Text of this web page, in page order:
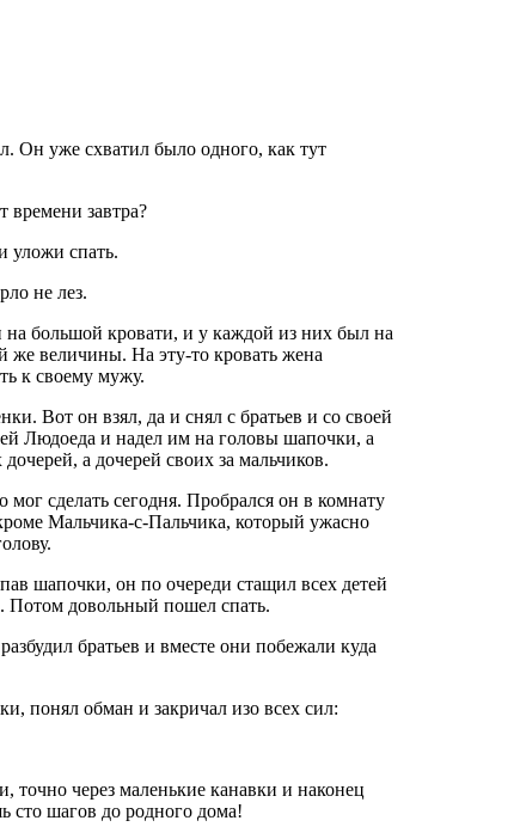
Он уже схватил было одного, как тут
времени завтра?
уложи спать.
не лез.
большой кровати, и у каждой из них был на
же величины. На эту-то кровать жена
к своему мужу.
Вот он взял, да и снял с братьев и со своей
Людоеда и надел им на головы шапочки, а
а дочерей своих за мальчиков.
сделать сегодня. Пробрался он в комнату
Мальчика-с-Пальчика, который ужасно
шапочки, он по очереди стащил всех детей
Потом довольный пошел спать.
братьев и вместе они побежали куда
понял обман и закричал изо всех сил:
точно через маленькие канавки и наконец
сто шагов до родного дома!